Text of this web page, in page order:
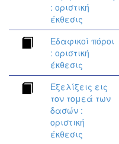
: οριστική
έκθεσις
Εδαφικοί πόροι
: οριστική
έκθεσις
Εξελίξεις εις
τον τομεά των
δασών :
οριστική
έκθεσις